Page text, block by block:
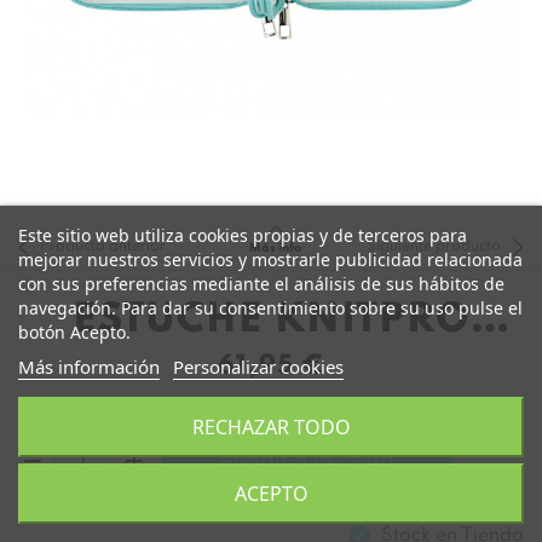
Más info
Producto anterior Siguiente producto
ESTUCHE KNITPRO
WAVES 2-12MM
61,95 €
Añadir a la cesta
add
remove
Este sitio web utiliza cookies propias y de terceros para
mejorar nuestros servicios y mostrarle publicidad relacionada
con sus preferencias mediante el análisis de sus hábitos de
navegación. Para dar su consentimiento sobre su uso pulse el
botón Acepto.
Más información Personalizar cookies
RECHAZAR TODO
ACEPTO